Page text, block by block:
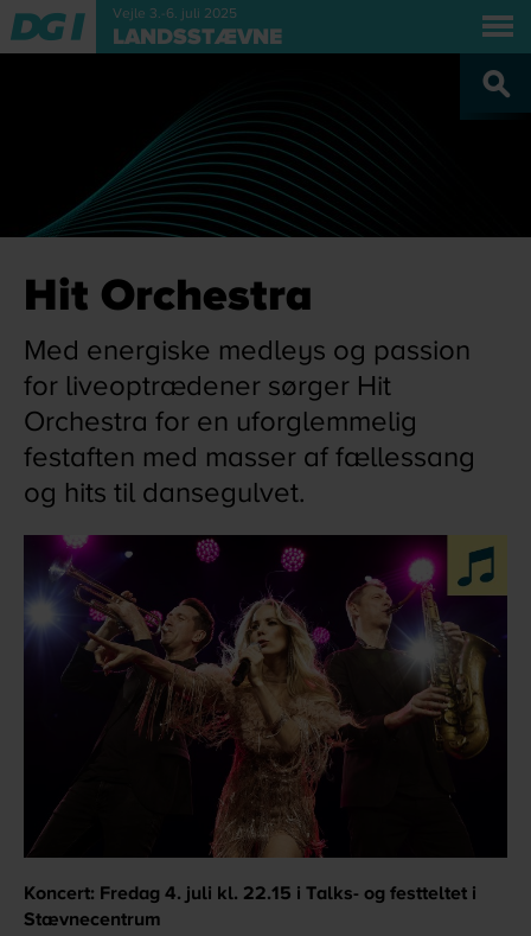
Vejle 3.-6. juli 2025
LANDSSTÆVNE
Hit Orchestra
Med energiske medleys og passion
for liveoptrædener sørger Hit
Orchestra for en uforglemmelig
festaften med masser af fællessang
og hits til dansegulvet.
Koncert: Fredag 4. juli kl. 22.15 i Talks- og festteltet i
Stævnecentrum